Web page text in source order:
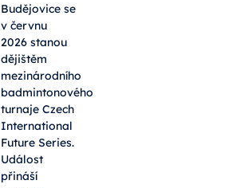
Budějovice se
v červnu
2026 stanou
dějištěm
mezinárodního
badmintonového
turnaje Czech
International
Future Series.
Událost
přináší